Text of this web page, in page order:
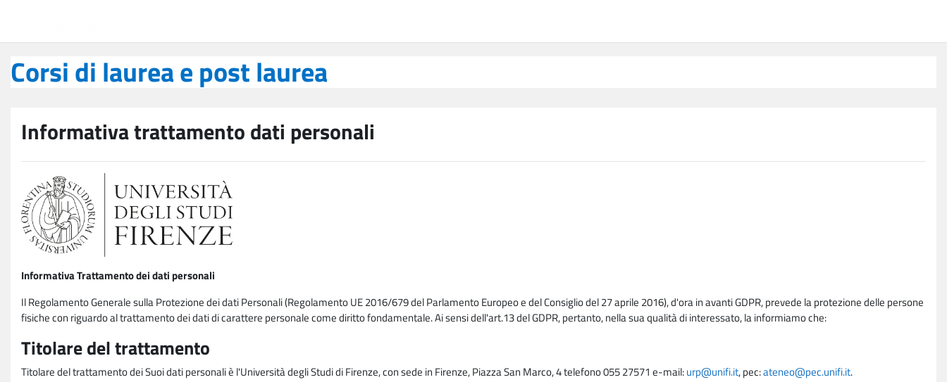
Corsi di laurea e post laurea
Informativa trattamento dati personali
Informativa Trattamento dei dati personali
Il Regolamento Generale sulla Protezione dei dati Personali (Regolamento UE 2016/679 del Parlamento Europeo e del Consiglio del 27 aprile 2016), d'ora in avanti GDPR, prevede la protezione delle persone
fisiche con riguardo al trattamento dei dati di carattere personale come diritto fondamentale. Ai sensi dell'art.13 del GDPR, pertanto, nella sua qualità di interessato, la informiamo che:
Titolare del trattamento
Titolare del trattamento dei Suoi dati personali è l'Università degli Studi di Firenze, con sede in Firenze, Piazza San Marco, 4 telefono 055 27571 e-mail:urp@unifi.it, pec:ateneo@pec.unifi.it.